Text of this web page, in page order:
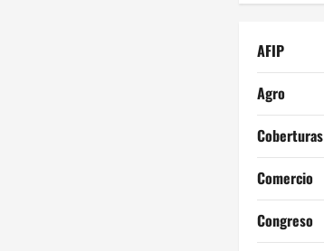
AFIP
Agro
Coberturas
Comercio
Congreso